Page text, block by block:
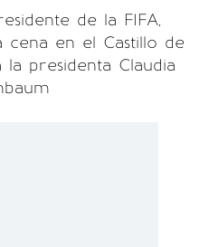
de la FIFA,
cena en el Castillo de
presidenta Claudia